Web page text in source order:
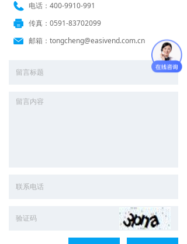
电话： 400-9910-991
传真： 0591-83702099
邮箱： tongcheng@easivend.com.cn